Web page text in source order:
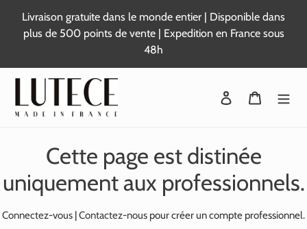
contenu
Livraison gratuite dans le monde entier | Disponible dans
plus de 500 points de vente | Expedition en France sous
48h
Se connecter
Panier
Cette page est distinée
uniquement aux professionnels.
Connectez-vous Contactez-nous pour créer un compte professionnel.